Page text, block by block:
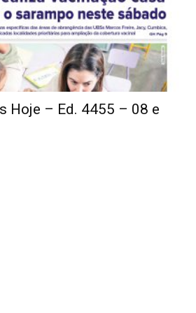
Hoje – Ed. 4455 – 08 e